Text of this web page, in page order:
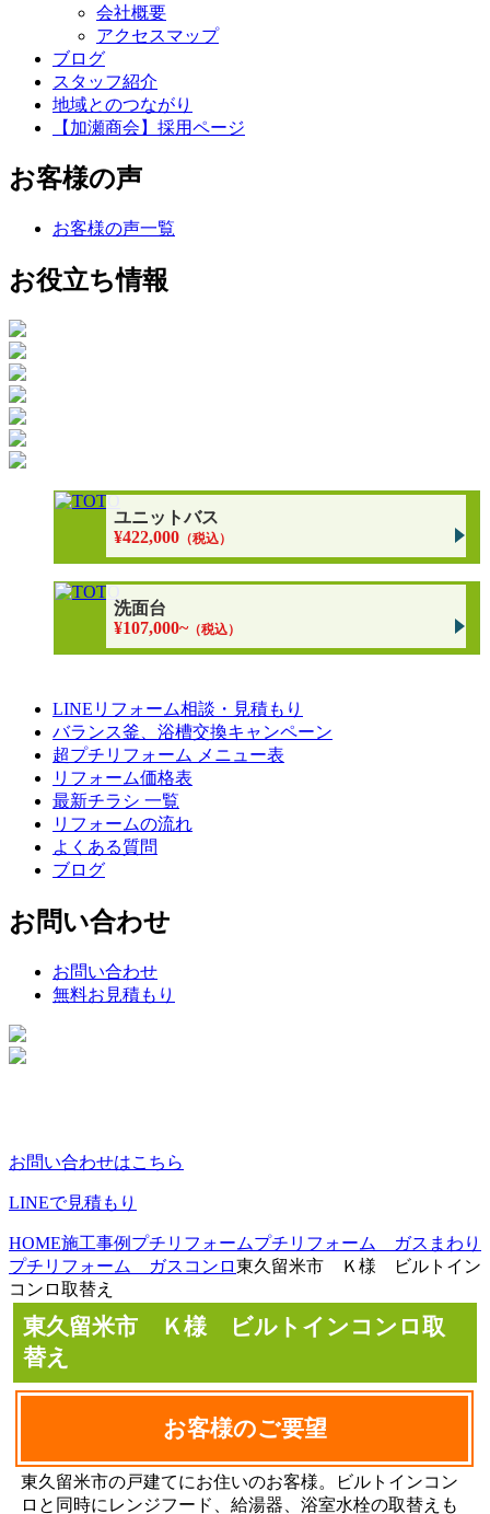
会社概要
アクセスマップ
ブログ
スタッフ紹介
地域とのつながり
【加瀬商会】採用ページ
お客様の声
お客様の声一覧
お役立ち情報
ユニットバス
¥422,000 （税込）
洗面台
¥107,000~（税込）
LINEリフォーム相談・見積もり
バランス釜、浴槽交換キャンペーン
超プチリフォーム メニュー表
リフォーム価格表
最新チラシ 一覧
リフォームの流れ
よくある質問
ブログ
お問い合わせ
お問い合わせ
無料お見積もり
お問い合わせはこちら
LINEで見積もり
HOME施工事例 プチリフォームプチリフォーム ガスまわり
プチリフォーム ガスコンロ東久留米市 Ｋ様 ビルトイン
コンロ取替え
東久留米市 Ｋ様 ビルトインコンロ取
替え
お客様のご要望
東久留米市の戸建てにお住いのお客様。ビルトインコン
ロと同時にレンジフード、給湯器、浴室水栓の取替えも